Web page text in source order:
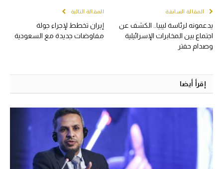
المقالة السابقة
يدعمونه لرئاسة ليبيا.. الكشف عن
اجتماع بين المخابرات الإسرائيلية
وصدام حفتر
المقالة التالية
إيران تخطط لإجراء جولة
مفاوضات جديدة مع السعودية
إقرأ أيضا